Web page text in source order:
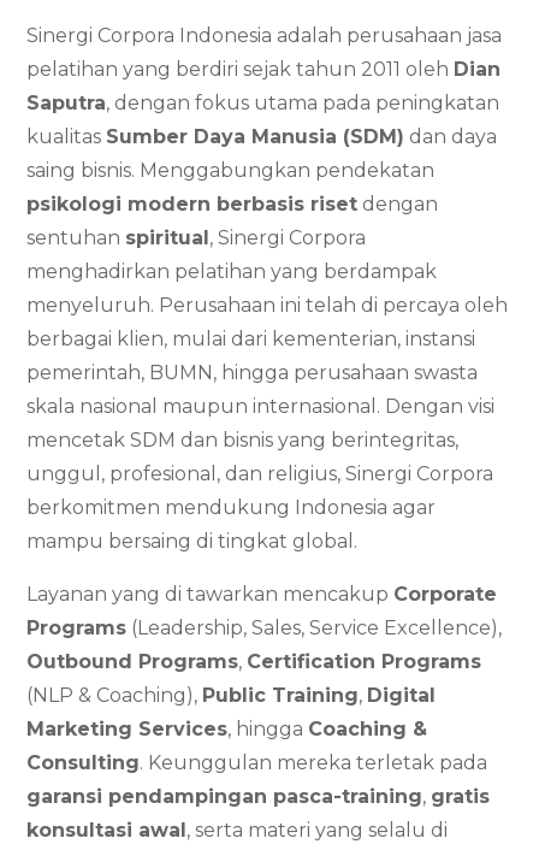
Sinergi Corpora Indonesia adalah perusahaan jasa
pelatihan yang berdiri sejak tahun 2011 oleh Dian
Saputra, dengan fokus utama pada peningkatan
kualitas Sumber Daya Manusia (SDM) dan daya
saing bisnis. Menggabungkan pendekatan
psikologi modern berbasis riset dengan
sentuhan spiritual, Sinergi Corpora
menghadirkan pelatihan yang berdampak
menyeluruh. Perusahaan ini telah di percaya oleh
berbagai klien, mulai dari kementerian, instansi
pemerintah, BUMN, hingga perusahaan swasta
skala nasional maupun internasional. Dengan visi
mencetak SDM dan bisnis yang berintegritas,
unggul, profesional, dan religius, Sinergi Corpora
berkomitmen mendukung Indonesia agar
mampu bersaing di tingkat global.
Layanan yang di tawarkan mencakup Corporate
Programs (Leadership, Sales, Service Excellence),
Outbound Programs, Certification Programs
(NLP & Coaching), Public Training, Digital
Marketing Services, hingga Coaching &
Consulting. Keunggulan mereka terletak pada
garansi pendampingan pasca-training, gratis
konsultasi awal, serta materi yang selalu di